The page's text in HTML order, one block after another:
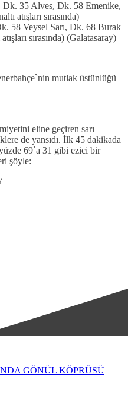
Dk. 35 Alves, Dk. 58 Emenike,
atışları sırasında)
58 Veysel Sarı, Dk. 68 Burak
sırasında) (Galatasaray)
mutlak üstünlüğü
eline geçiren sarı
de yansıdı. İlk 45 dakikada
69`a 31 gibi ezici bir
şöyle:
GÖNÜL KÖPRÜSÜ